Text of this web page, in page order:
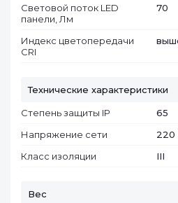
Световой поток LED
панели, Лм
70
Индекс цветопередачи
CRI
Технические характеристики
Степень защиты IP
65
Напряжение сети
220
Класс изоляции
III
Вес